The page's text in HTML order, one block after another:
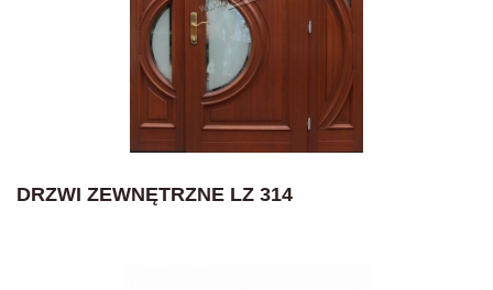
DRZWI ZEWNĘTRZNE LZ 314